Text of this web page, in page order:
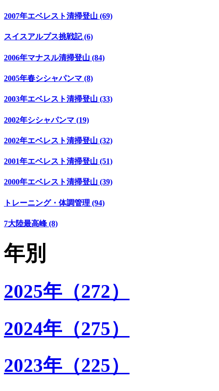
2007年エベレスト清掃登山 (69)
スイスアルプス挑戦記 (6)
2006年マナスル清掃登山 (84)
2005年春シシャパンマ (8)
2003年エベレスト清掃登山 (33)
2002年シシャパンマ (19)
2002年エベレスト清掃登山 (32)
2001年エベレスト清掃登山 (51)
2000年エベレスト清掃登山 (39)
トレーニング・体調管理 (94)
7大陸最高峰 (8)
年別
2025年（272）
2024年（275）
2023年（225）